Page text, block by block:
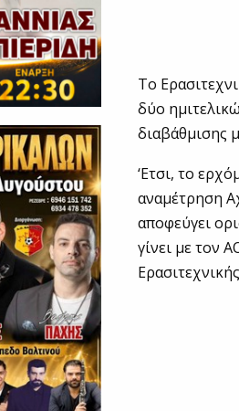
Το
δύο
διαβάθμισης
‘Ετσι, το
αναμέτρηση
αποφεύγει
γίνει με τον